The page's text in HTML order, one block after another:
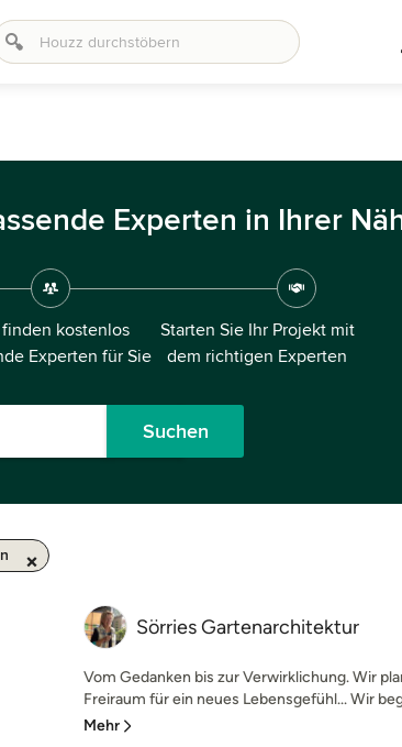
Experten in Ihrer
kostenlos
Experten für Sie
Starten Sie Ihr Projekt mit
dem richtigen Experten
Suchen
Sörries Gartenarchitektur
Vom Gedanken bis zur Verwirklichung. Wir
Freiraum für ein neues Lebensgefühl... Wir
Mehr